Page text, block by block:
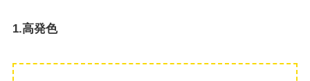
1.高発色